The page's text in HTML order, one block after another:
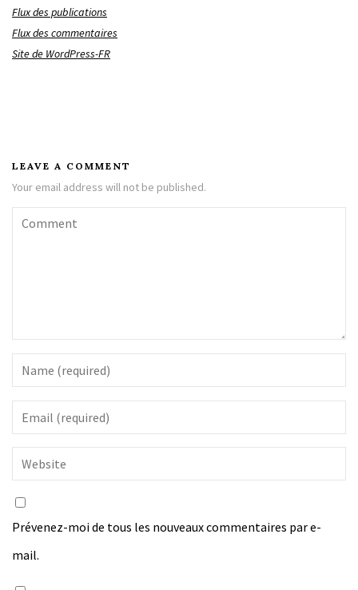
Flux des publications
Flux des commentaires
Site de WordPress-FR
LEAVE A COMMENT
Your email address will not be published.
Prévenez-moi de tous les nouveaux commentaires par e-
mail.